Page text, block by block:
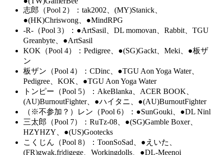
志郎（Pool 2）：tak2002、(MY)Stanick、
●(HK)Chriswong、●MindRPG
-R-（Pool 3）：●ArtSasil、DL momovan、Rabbit、TGU
Greanbyte、●ArtSasil
KOK（Pool 4）：Pedigree、●(SG)Gackt、Meki、●板ザ
ン
板ザン（Pool 4）：CDinc、●TGU Aon Yoga Water、
Pedigree、KOK、●TGU Aon Yoga Water
トンピー（Pool 5）：AkeBlanka、ACER BOOK、
(AU)BurnoutFighter、●ハイタニ、●(AU)BurnoutFighter
（※不参加？）レン（Pool 6）：●SunGouki、●DL Ninl
三太郎（Pool 7）：RuTz-08、●(SG)Gamble Boxer、
HZYHZY、●(US)Gootecks
こくじん（Pool 8）：ToonSoSad、●えいた、
(FR)gwak.fr|djgege、Workingdolls、●DL-Meenoi